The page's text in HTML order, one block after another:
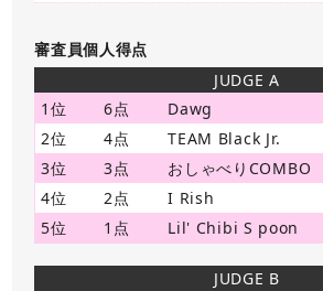
審査員個人得点
JUDGE A
1位
6点
Dawg
2位
4点
TEAM Black Jr.
3位
3点
おしゃべりCOMBO
4位
2点
I Rish
5位
1点 Lil' Chibi S poon
JUDGE B